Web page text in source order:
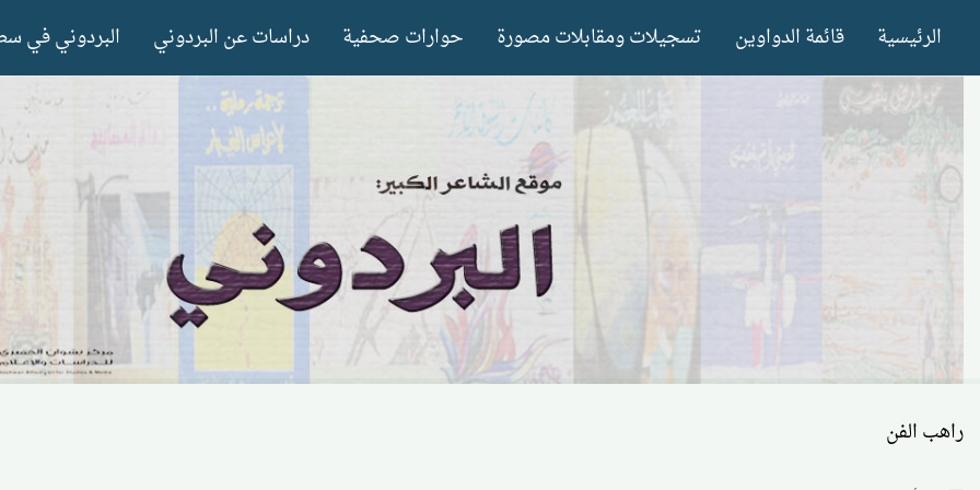
content
الرئيسية قائمة الدواوين تسجيلات ومقابلات مصورة حوارات صحفية دراسات عن البردوني البردوني في
راهب الفن